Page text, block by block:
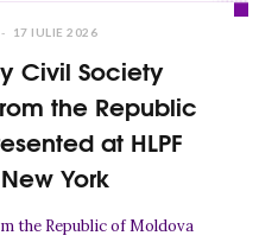
17 IULIE 2026
Civil Society
the Republic
at HLPF
York
the Republic of Moldova